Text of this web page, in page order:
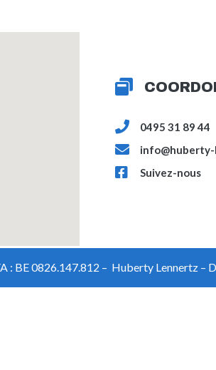
0495 31 89 44
Suivez-nous
: BE 0826.147.812 – Huberty Lennertz –